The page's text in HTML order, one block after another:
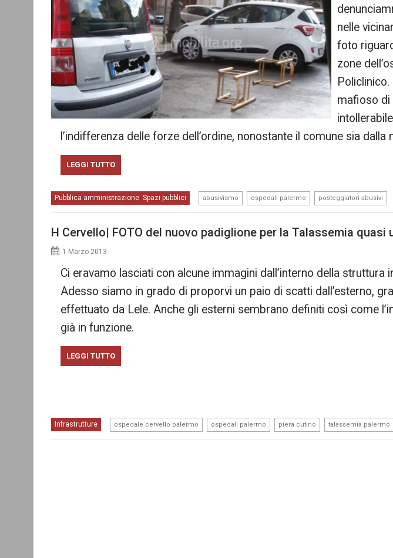
nelle
foto
zone
mafioso di
l’indifferenza delle forze dell’ordine, nonostante il comune sia dalla
LEGGI TUTTO
Pubblica amministrazione, Spazi pubblici abusivismo ospedali palermo posteggiatori abusivi
H Cervello| FOTO del nuovo padiglione per la Talassemia quasi
1 Marzo 2013
Ci eravamo lasciati con alcune immagini dall’interno della struttura
Adesso siamo in grado di proporvi un paio di scatti dall’esterno,
effettuato da Lele. Anche gli esterni sembrano definiti così come
già in funzione.
LEGGI TUTTO
Infrastrutture ospedale cervello palermo ospedali palermo piera cutino talassemia palermo